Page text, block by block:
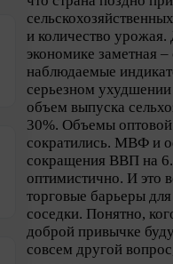
и количество урожая.
экономике заметная
наблюдаемые
серьезном
объем выпуска
30%. Объемы оптовой
сократились. МВФ и
сокращения ВВП на
оптимистично. И это
торговые барьеры
соседки. Понятно,
доброй привычке
совсем другой